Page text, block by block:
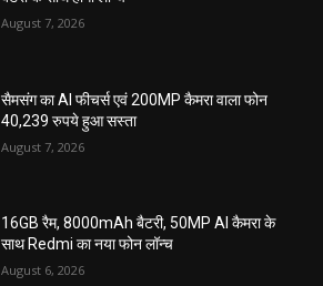
August 7, 2026
सैमसंग का AI फीचर्स एवं 200MP कैमरा वाला फोन
40,239 रुपये हुआ सस्ता
August 7, 2026
16GB रैम, 8000mAh बैटरी, 50MP AI कैमरा के
साथ Redmi का नया फोन लॉन्च
August 6, 2026